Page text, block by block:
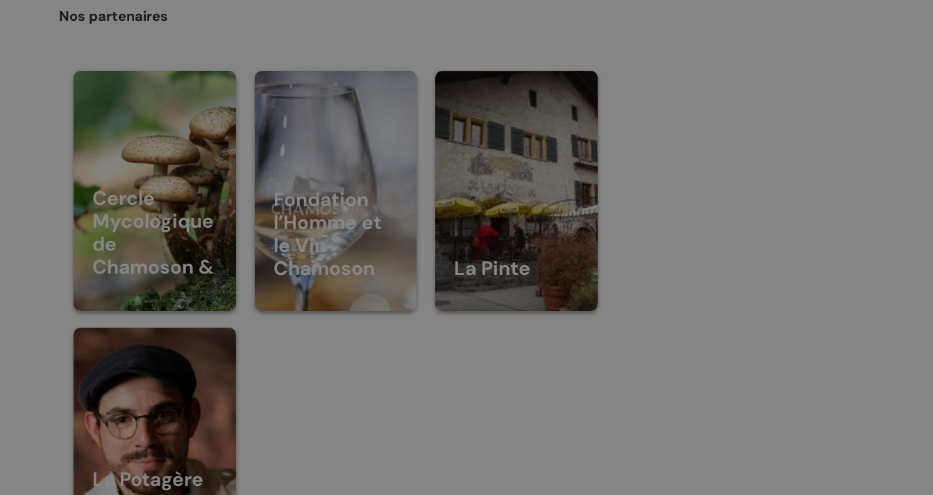
Nos partenaires
Cercle
Mycologique
de
Chamoson &
environs
Loisirs et animation
champignons tant du
point du vue de la
science, des loisirs et
de la gastronomie.
Fondation
l’Homme et
le Vin
Chamoson
La Pinte
Rue de l’Eglise 30
La Potagère